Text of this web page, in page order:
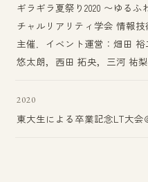
ギラギラ夏祭り2020 〜ゆるふ
チャルリアリティ学会 情報
主催．イベント運営：畑田
悠太朗，西田 拓央，三河 祐梨
2020
東大生による卒業記念LT大会